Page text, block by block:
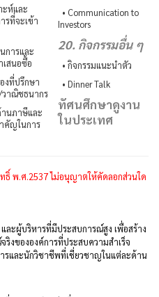
ะห์และ
รที่จะเข้า
การและ
สนอซื้อ
งที่ปรึกษา
วาณิชธนากร
านภาษีและ
คัญในการ
• Communication to
Investors
20. กิจกรรมอื่น ๆ
• กิจกรรมแนะนำตัว
• Dinner Talk
ทัศนศึกษาดูงาน
ในประเทศ
พ.ศ.2537 ไม่อนุญาตให้คัดลอกส่วนใด
ะผู้บริหารที่มีประสบการณ์สูง เพื่อสร้าง
งขององค์การที่ประสบความสำเร็จ
รและนักวิชาชีพที่เชี่ยวชาญในแต่ละด้าน